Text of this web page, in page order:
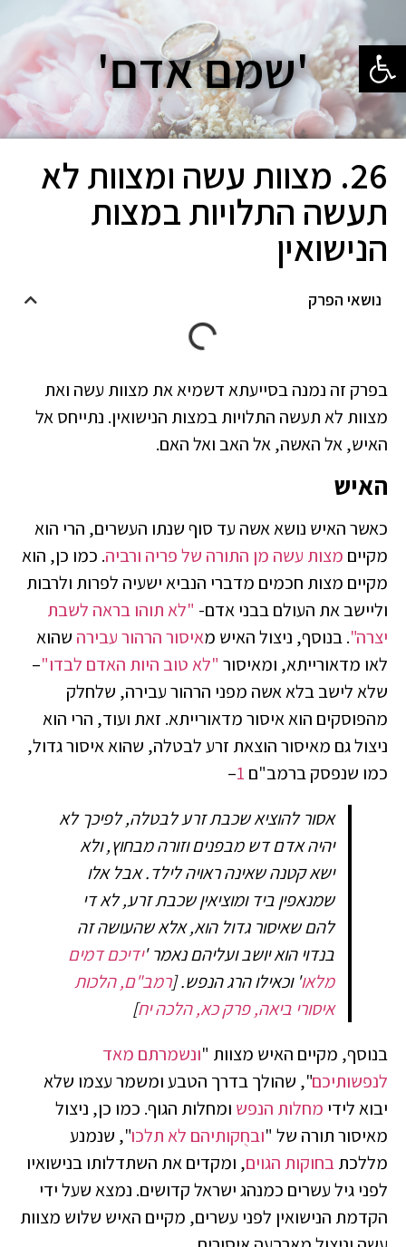
'שמם אדם'
26. מצוות עשה ומצוות לא
תעשה התלויות במצות
הנישואין
נושאי הפרק
בפרק זה נמנה בסייעתא דשמיא את מצוות עשה ואת
מצוות לא תעשה התלויות במצות הנישואין. נתייחס אל
האיש, אל האשה, אל האב ואל האם.
האיש
כאשר האיש נושא אשה עד סוף שנתו העשרים, הרי הוא
מקיים מצות עשה מן התורה של פריה ורביה. כמו כן, הוא
מקיים מצות חכמים מדברי הנביא ישעיה לפרות ולרבות
וליישב את העולם בבני אדם- "לא תוהו בראה לשבת
יצרה". בנוסף, ניצול האיש מאיסור הרהור עבירה שהוא
לאו מדאורייתא, ומאיסור "לא טוב היות האדם לבדו"–
שלא לישב בלא אשה מפני הרהור עבירה, שלחלק
מהפוסקים הוא איסור מדאורייתא. זאת ועוד, הרי הוא
ניצול גם מאיסור הוצאת זרע לבטלה, שהוא איסור גדול,
כמו שנפסק ברמב"ם 1
–
אסור להוציא שכבת זרע לבטלה, לפיכך לא
יהיה אדם דש מבפנים וזורה מבחוץ, ולא
ישא קטנה שאינה ראויה לילד. אבל אלו
שמנאפין ביד ומוציאין שכבת זרע, לא די
להם שאיסור גדול הוא, אלא שהעושה זה
בנדוי הוא יושב ועליהם נאמר 'ידיכם דמים
מלאו' וכאילו הרג הנפש.[רמב"ם, הלכות
איסורי ביאה, פרק כא, הלכה יח]
בנוסף, מקיים האיש מצוות "ונשמרתם מאד
לנפשותיכם", שהולך בדרך הטבע ומשמר עצמו שלא
יבוא לידי מחלות הנפש ומחלות הגוף. כמו כן, ניצול
מאיסור תורה של "ובחֻקותיהם לא תלכו", שנמנע
מללכתבחוקות הגוים, ומקדים את השתדלותו בנישואיו
לפני גיל עשרים כמנהג ישראל קדושים. נמצא שעל ידי
הקדמת הנישואין לפני עשרים, מקיים האיש שלוש מצוות
פתח סרגל נגישות